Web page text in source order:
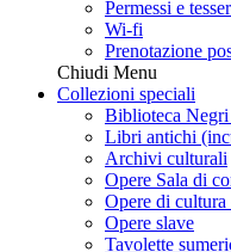
Permessi e
Wi-fi
Prenotazione
Chiudi Menu
Collezioni speciali
Biblioteca
Libri antichi
Archivi culturali
Opere Sala di
Opere di cultura
Opere slave
Tavolette